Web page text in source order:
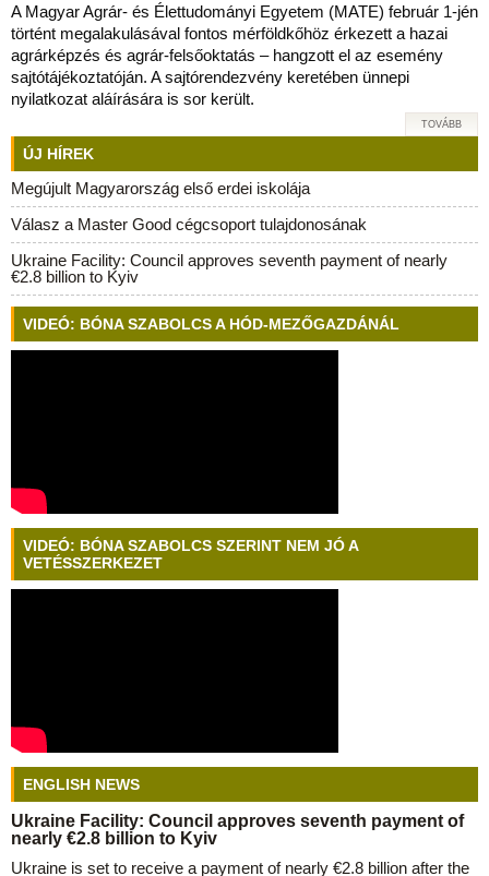
A Magyar Agrár- és Élettudományi Egyetem (MATE) február 1-jén
történt megalakulásával fontos mérföldkőhöz érkezett a hazai
agrárképzés és agrár-felsőoktatás – hangzott el az esemény
sajtótájékoztatóján. A sajtórendezvény keretében ünnepi
nyilatkozat aláírására is sor került.
TOVÁBB
ÚJ HÍREK
Megújult Magyarország első erdei iskolája
Válasz a Master Good cégcsoport tulajdonosának
Ukraine Facility: Council approves seventh payment of nearly
€2.8 billion to Kyiv
VIDEÓ: BÓNA SZABOLCS A HÓD-MEZŐGAZDÁNÁL
VIDEÓ: BÓNA SZABOLCS SZERINT NEM JÓ A
VETÉSSZERKEZET
ENGLISH NEWS
Ukraine Facility: Council approves seventh payment of
nearly €2.8 billion to Kyiv
Ukraine is set to receive a payment of nearly €2.8 billion after the